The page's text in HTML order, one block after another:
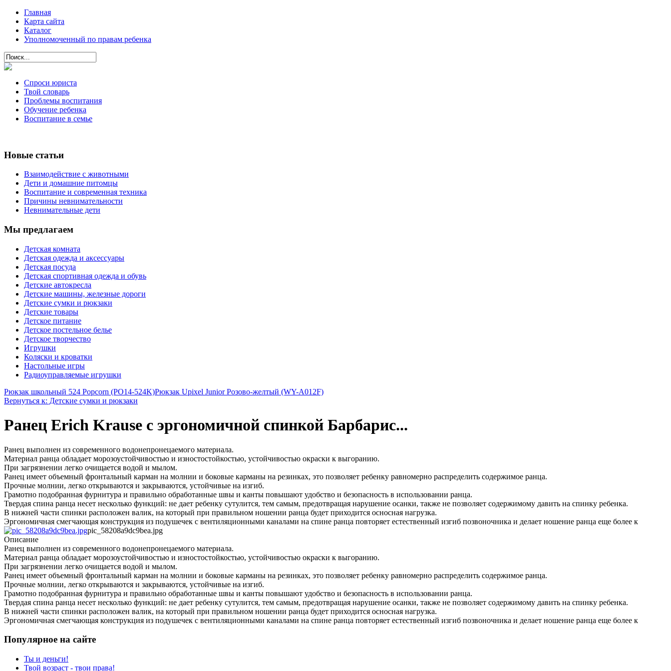
Главная
Карта сайта
Каталог
Уполномоченный по правам ребенка
Спроси юриста
Твой словарь
Проблемы воспитания
Обучение ребенка
Воспитание в семье
Новые статьи
Взаимодействие с животными
Дети и домашние питомцы
Воспитание и современная техника
Причины невнимательности
Невнимательные дети
Мы предлагаем
Детская комната
Детская одежда и аксессуары
Детская посуда
Детская спортивная одежда и обувь
Детские автокресла
Детские машины, железные дороги
Детские сумки и рюкзаки
Детские товары
Детское питание
Детское постельное белье
Детское творчество
Игрушки
Коляски и кроватки
Настольные игры
Радиоуправляемые игрушки
Рюкзак школьный 524 Popcorn (PO14-524K)Рюкзак Upixel Junior Розово-желтый (WY-A012F)
Вернуться к: Детские сумки и рюкзаки
Ранец Erich Krause с эргономичной спинкой Барбарис...
Ранец выполнен из современного водонепронецаемого материала.
Материал ранца обладает морозоустойчивостью и изностостойкостью, устойчивостью окраски к выгоранию.
При загрязнении легко очищается водой и мылом.
Ранец имеет объемный фронтальный карман на молнии и боковые карманы на резинках, это позволяет ребенку равномерно распределить содержимое ранца.
Прочные молнии, легко открываются и закрываются, устойчивые на изгиб.
Грамотно подобранная фурнитура и правильно обработанные швы и канты повышают удобство и безопасность в использовании ранца.
Твердая спина ранца несет несколько функций: не дает ребенку сутулится, тем самым, предотвращая нарушение осанки, также не позволяет содержимому давить на спинку ребенка.
В нижней части спинки расположен валик, на который при правильном ношении ранца будет приходится осносная нагрузка.
Эргономичная смегчающая конструкция из подушечек с вентиляционными каналами на спине ранца повторяет естественный изгиб позвоночника и делает ношение ранца еще более к
pic_58208a9dc9bea.jpg
Описание
Ранец выполнен из современного водонепронецаемого материала.
Материал ранца обладает морозоустойчивостью и изностостойкостью, устойчивостью окраски к выгоранию.
При загрязнении легко очищается водой и мылом.
Ранец имеет объемный фронтальный карман на молнии и боковые карманы на резинках, это позволяет ребенку равномерно распределить содержимое ранца.
Прочные молнии, легко открываются и закрываются, устойчивые на изгиб.
Грамотно подобранная фурнитура и правильно обработанные швы и канты повышают удобство и безопасность в использовании ранца.
Твердая спина ранца несет несколько функций: не дает ребенку сутулится, тем самым, предотвращая нарушение осанки, также не позволяет содержимому давить на спинку ребенка.
В нижней части спинки расположен валик, на который при правильном ношении ранца будет приходится осносная нагрузка.
Эргономичная смегчающая конструкция из подушечек с вентиляционными каналами на спине ранца повторяет естественный изгиб позвоночника и делает ношение ранца еще более к
Популярное на сайте
Ты и деньги!
Твой возраст - твои права!